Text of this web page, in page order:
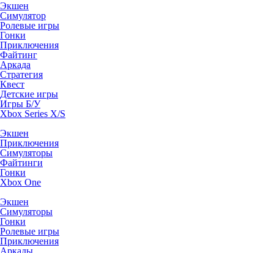
Экшен
Симулятор
Ролевые игры
Гонки
Приключения
Файтинг
Аркада
Стратегия
Квест
Детские игры
Игры Б/У
Xbox Series X/S
Экшен
Приключения
Симуляторы
Файтинги
Гонки
Xbox One
Экшен
Симуляторы
Гонки
Ролевые игры
Приключения
Аркады